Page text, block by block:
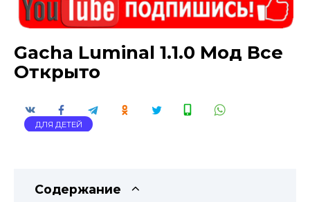
Gacha Luminal 1.1.0 Мод Все
Открыто
ДЛЯ ДЕТЕЙ
Содержание